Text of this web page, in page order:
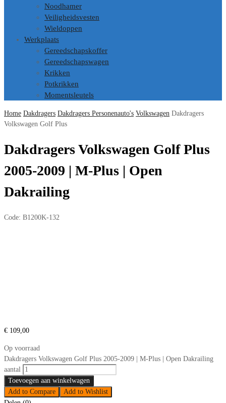
Noodhamer
Veiligheidsvesten
Wieldoppen
Werkplaats
Gereedschapskoffer
Gereedschapswagen
Krikken
Potkrikken
Momentsleutels
Home Dakdragers Dakdragers Personenauto's Volkswagen Dakdragers
Volkswagen Golf Plus
Dakdragers Volkswagen Golf Plus
2005-2009 | M-Plus | Open
Dakrailing
Code: B1200K-132
€ 109,00
Op voorraad
Dakdragers Volkswagen Golf Plus 2005-2009 | M-Plus | Open Dakrailing
aantal
Toevoegen aan winkelwagen
Add to Compare
Add to Wishlist